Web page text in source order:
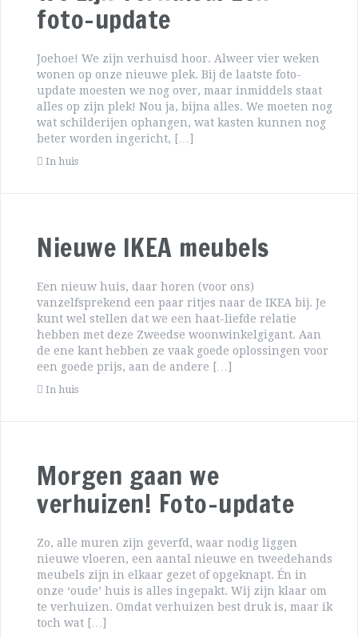
foto-update
Joehoe! We zijn verhuisd hoor. Alweer vier weken
wonen op onze nieuwe plek. Bij de laatste foto-
update moesten we nog over, maar inmiddels staat
alles op zijn plek! Nou ja, bijna alles. We moeten nog
wat schilderijen ophangen, wat kasten kunnen nog
beter worden ingericht, […]
In huis
Nieuwe IKEA meubels
Een nieuw huis, daar horen (voor ons)
vanzelfsprekend een paar ritjes naar de IKEA bij. Je
kunt wel stellen dat we een haat-liefde relatie
hebben met deze Zweedse woonwinkelgigant. Aan
de ene kant hebben ze vaak goede oplossingen voor
een goede prijs, aan de andere […]
In huis
Morgen gaan we
verhuizen! Foto-update
Zo, alle muren zijn geverfd, waar nodig liggen
nieuwe vloeren, een aantal nieuwe en tweedehands
meubels zijn in elkaar gezet of opgeknapt. Én in
onze ‘oude’ huis is alles ingepakt. Wij zijn klaar om
te verhuizen. Omdat verhuizen best druk is, maar ik
toch wat […]